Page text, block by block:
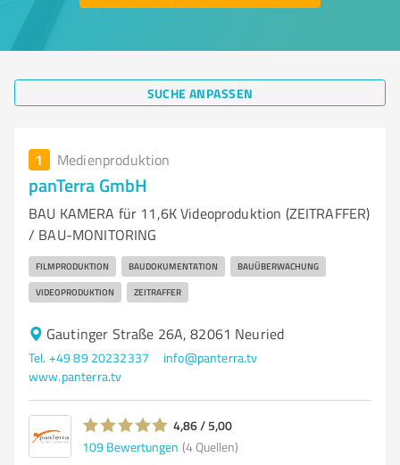
SUCHE ANPASSEN
1 Medienproduktion
panTerra GmbH
BAU KAMERA für 11,6K Videoproduktion (ZEITRAFFER)
/ BAU-MONITORING
FILMPRODUKTION BAUDOKUMENTATION BAUÜBERWACHUNG
VIDEOPRODUKTION ZEITRAFFER
Gautinger Straße 26A, 82061 Neuried
Tel. +49 89 20232337
info@panterra.tv
www.panterra.tv
4,86 / 5,00
109 Bewertungen (4 Quellen)